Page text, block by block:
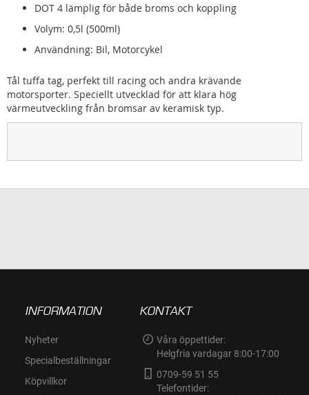
DOT 4 lämplig för både broms och koppling
Volym: 0,5l (500ml)
Användning: Bil, Motorcykel
Tål tuffa tag, perfekt till racing och andra krävande
motorsporter. Speciellt utvecklad för att klara hög
värmeutveckling från bromsar av keramisk typ.
INFORMATION
Nyheter
Specialbeställningar
Köpvillkor
KONTAKT
Våra öppettider:
Helgfria vardagar 8:00-17:00
0709-59 51 55
Telefontider: